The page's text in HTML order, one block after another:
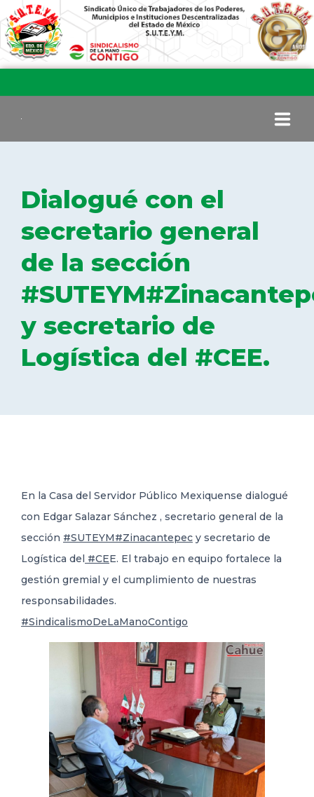
COMITÉ EJECUTIVO
COMISIÓN DE VIGILANCIA
SECCIONES
DELEGACIONES
Dialogué con el
secretario general
de la sección
y secretario de
Logística del #CEE.
En la Casa del Servidor Público Mexiquense dialogué
con Edgar Salazar Sánchez , secretario general de la
sección #SUTEYM#Zinacantepec y secretario de
Logística del #CEE. El trabajo en equipo fortalece la
gestión gremial y el cumplimiento de nuestras
responsabilidades.
#SindicalismoDeLaManoContigo